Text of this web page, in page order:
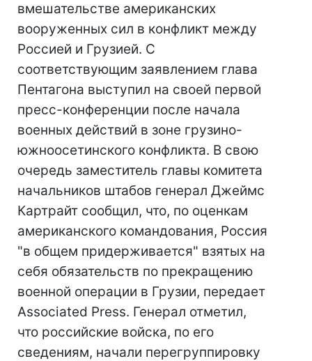
вмешательстве американских
вооруженных сил в конфликт между
Россией и Грузией. С
соответствующим заявлением глава
Пентагона выступил на своей первой
пресс-конференции после начала
военных действий в зоне грузино-
южноосетинского конфликта. В свою
очередь заместитель главы комитета
начальников штабов генерал Джеймс
Картрайт сообщил, что, по оценкам
американского командования, Россия
"в общем придерживается" взятых на
себя обязательств по прекращению
военной операции в Грузии, передает
Associated Press. Генерал отметил,
что российские войска, по его
сведениям, начали перегруппировку